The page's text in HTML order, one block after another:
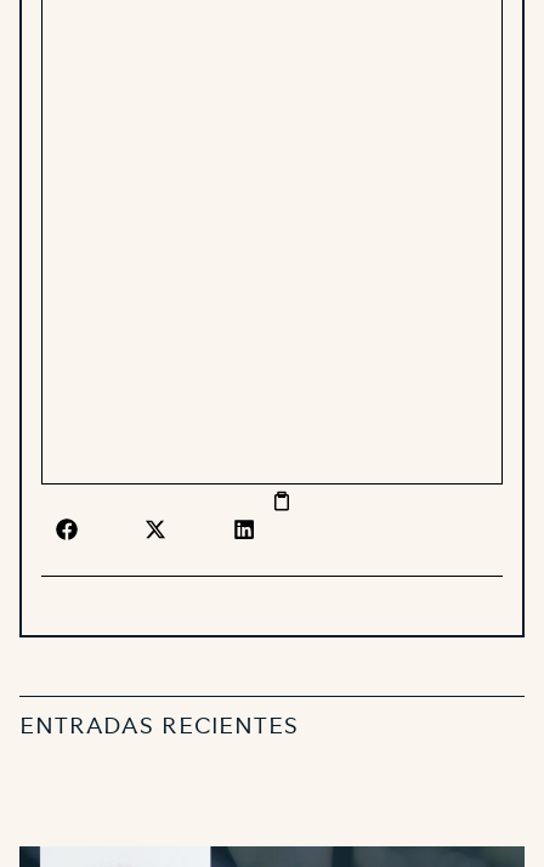
ENTRADAS RECIENTES